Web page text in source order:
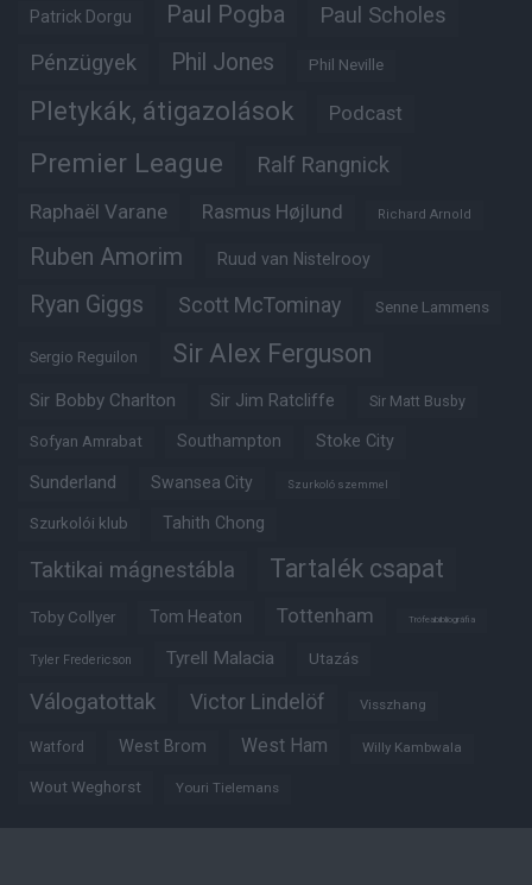
Patrick Dorgu Paul Pogba Paul Scholes
Pénzügyek Phil Jones Phil Neville
Pletykák, átigazolások Podcast
Premier League Ralf Rangnick
Raphaël Varane Rasmus Højlund Richard Arnold
Ruben Amorim Ruud van Nistelrooy
Ryan Giggs Scott McTominay Senne Lammens
Sergio Reguilon Sir Alex Ferguson
Sir Bobby Charlton Sir Jim Ratcliffe Sir Matt Busby
Sofyan Amrabat Southampton Stoke City
Sunderland Swansea City Szurkoló szemmel
Szurkolói klub Tahith Chong
Taktikai mágnestábla Tartalék csapat
Toby Collyer Tom Heaton Tottenham Trófeabibliográfia
Tyler Fredericson Tyrell Malacia Utazás
Válogatottak Victor Lindelöf Visszhang
Watford West Brom West Ham Willy Kambwala
Wout Weghorst Youri Tielemans